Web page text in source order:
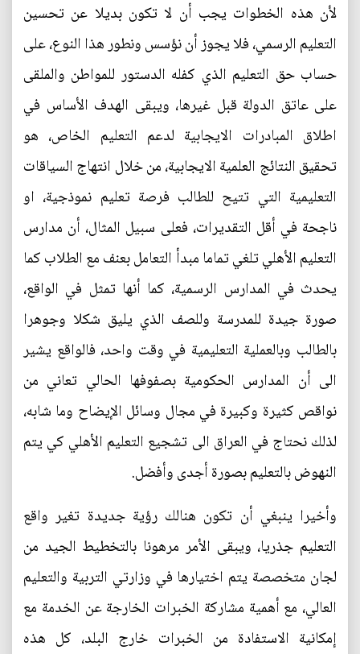
لأن هذه الخطوات يجب أن لا تكون بديلا عن تحسين
التعليم الرسمي، فلا يجوز أن نؤسس ونطور هذا النوع، على
حساب حق التعليم الذي كفله الدستور للمواطن والملقى
على عاتق الدولة قبل غيرها، ويبقى الهدف الأساس في
اطلاق المبادرات الايجابية لدعم التعليم الخاص، هو
تحقيق النتائج العلمية الايجابية، من خلال انتهاج السياقات
التعليمية التي تتيح للطالب فرصة تعليم نموذجية، او
ناجحة في أقل التقديرات، فعلى سبيل المثال، أن مدارس
التعليم الأهلي تلغي تماما مبدأ التعامل بعنف مع الطلاب كما
يحدث في المدارس الرسمية، كما أنها تمثل في الواقع،
صورة جيدة للمدرسة وللصف الذي يليق شكلا وجوهرا
بالطالب وبالعملية التعليمية في وقت واحد، فالواقع يشير
الى أن المدارس الحكومية بصفوفها الحالي تعاني من
نواقص كثيرة وكبيرة في مجال وسائل الإيضاح وما شابه،
لذلك نحتاج في العراق الى تشجيع التعليم الأهلي كي يتم
النهوض بالتعليم بصورة أجدى وأفضل.
وأخيرا ينبغي أن تكون هنالك رؤية جديدة تغير واقع
التعليم جذريا، ويبقى الأمر مرهونا بالتخطيط الجيد من
لجان متخصصة يتم اختيارها في وزارتي التربية والتعليم
العالي، مع أهمية مشاركة الخبرات الخارجة عن الخدمة مع
إمكانية الاستفادة من الخبرات خارج البلد، كل هذه